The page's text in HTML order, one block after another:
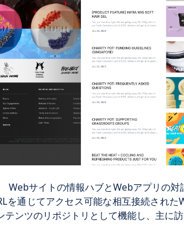
Webサイトの情報ハブとWebアプリの対
を通じてアクセス可能な相互接続され
ンツのリポジトリとして機能し、主に